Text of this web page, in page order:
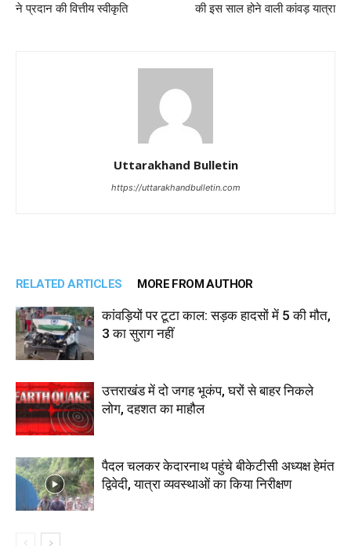
ने प्रदान की वित्तीय स्वीकृति
की इस साल होने वाली कांवड़ यात्रा
Uttarakhand Bulletin
https://uttarakhandbulletin.com
RELATED ARTICLES MORE FROM AUTHOR
कांवड़ियों पर टूटा काल: सड़क हादसों में 5 की मौत,
3 का सुराग नहीं
उत्तराखंड में दो जगह भूकंप, घरों से बाहर निकले
लोग, दहशत का माहौल
पैदल चलकर केदारनाथ पहुंचे बीकेटीसी अध्यक्ष हेमंत
द्विवेदी, यात्रा व्यवस्थाओं का किया निरीक्षण